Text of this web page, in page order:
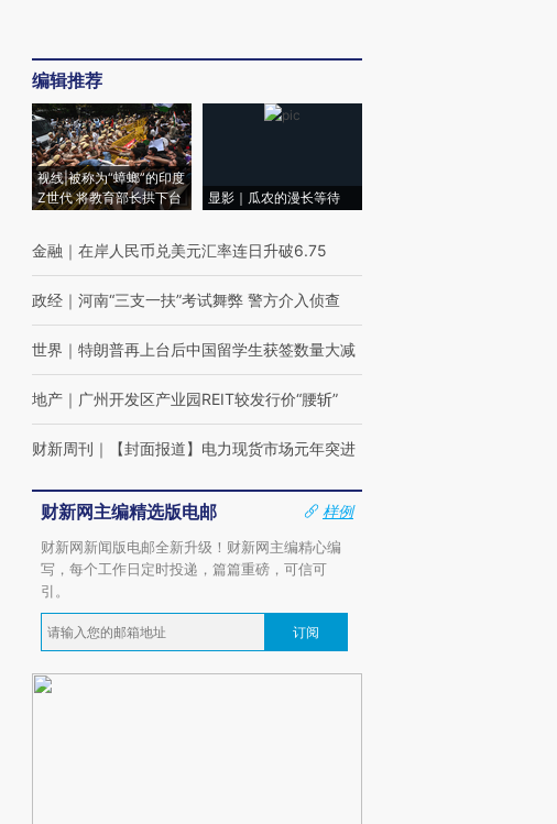
编辑推荐
视线|被称为“蟑螂”的印度
Z世代 将教育部长拱下台
显影｜瓜农的漫长等待
金融 ｜ 在岸人民币兑美元汇率连日升破6.75
政经 ｜ 河南“三支一扶”考试舞弊 警方介入侦查
世界 ｜ 特朗普再上台后中国留学生获签数量大减
地产 ｜ 广州开发区产业园REIT较发行价“腰斩”
财新周刊 ｜ 【封面报道】电力现货市场元年突进
财新网主编精选版电邮
样例
财新网新闻版电邮全新升级！财新网主编精心编
写，每个工作日定时投递，篇篇重磅，可信可
引。
订阅